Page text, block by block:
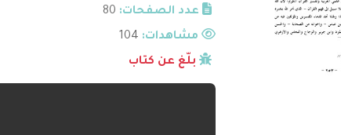
عدد الصفحات: 80
مشاهدات:
بلّغ عن كتاب